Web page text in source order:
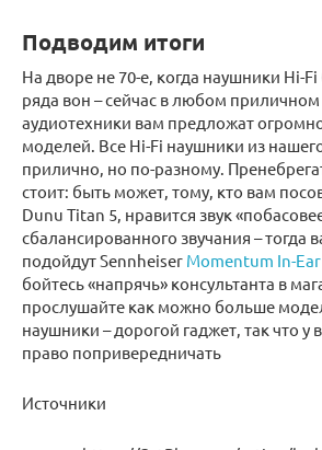
Подводим итоги
На дворе не 70-е, когда наушники Hi-
ряда вон – сейчас в любом
аудиотехники вам предложат
моделей. Все Hi-Fi наушники из
прилично, но по-разному.
стоит: быть может, тому, кто вам
Dunu Titan 5, нравится звук
сбалансированного звучания – тогда
подойдут Sennheiser Momentum In-Ear
бойтесь «напрячь» консультанта в
прослушайте как можно больше
наушники – дорогой гаджет, так что у
право попривередничать
Источники